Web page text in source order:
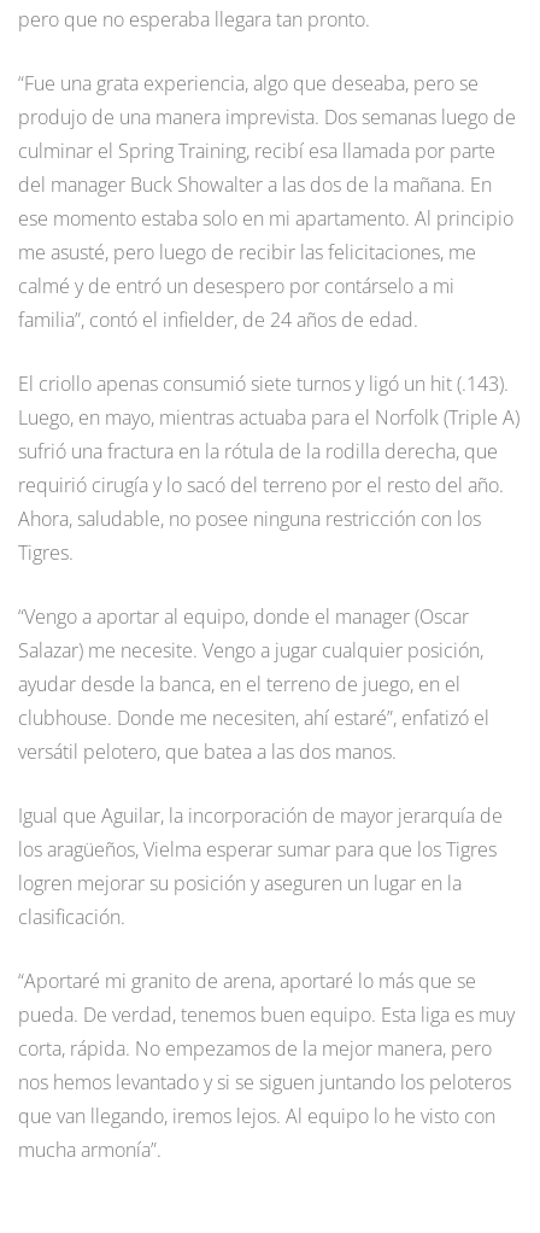
pero que no esperaba llegara tan pronto.
“Fue una grata experiencia, algo que deseaba, pero se
produjo de una manera imprevista. Dos semanas luego de
culminar el Spring Training, recibí esa llamada por parte
del manager Buck Showalter a las dos de la mañana. En
ese momento estaba solo en mi apartamento. Al principio
me asusté, pero luego de recibir las felicitaciones, me
calmé y de entró un desespero por contárselo a mi
familia”, contó el infielder, de 24 años de edad.
El criollo apenas consumió siete turnos y ligó un hit (.143).
Luego, en mayo, mientras actuaba para el Norfolk (Triple A)
sufrió una fractura en la rótula de la rodilla derecha, que
requirió cirugía y lo sacó del terreno por el resto del año.
Ahora, saludable, no posee ninguna restricción con los
Tigres.
“Vengo a aportar al equipo, donde el manager (Oscar
Salazar) me necesite. Vengo a jugar cualquier posición,
ayudar desde la banca, en el terreno de juego, en el
clubhouse. Donde me necesiten, ahí estaré”, enfatizó el
versátil pelotero, que batea a las dos manos.
Igual que Aguilar, la incorporación de mayor jerarquía de
los aragüeños, Vielma esperar sumar para que los Tigres
logren mejorar su posición y aseguren un lugar en la
clasificación.
“Aportaré mi granito de arena, aportaré lo más que se
pueda. De verdad, tenemos buen equipo. Esta liga es muy
corta, rápida. No empezamos de la mejor manera, pero
nos hemos levantado y si se siguen juntando los peloteros
que van llegando, iremos lejos. Al equipo lo he visto con
mucha armonía”.